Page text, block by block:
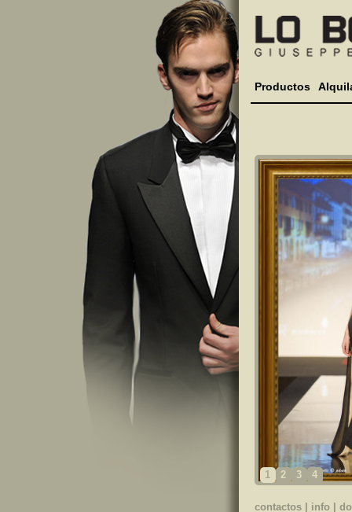
Productos
1 2 3 4
contactos| info|